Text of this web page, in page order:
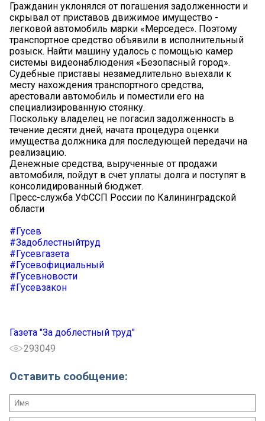
Гражданин уклонялся от погашения задолженности и
скрывал от приставов движимое имущество -
легковой автомобиль марки «Мерседес». Поэтому
транспортное средство объявили в исполнительный
розыск. Найти машину удалось с помощью камер
системы видеонаблюдения «Безопасный город».
Судебные приставы незамедлительно выехали к
месту нахождения транспортного средства,
арестовали автомобиль и поместили его на
специализированную стоянку.
Поскольку владелец не погасил задолженность в
течение десяти дней, начата процедура оценки
имущества должника для последующей передачи на
реализацию.
Денежные средства, вырученные от продажи
автомобиля, пойдут в счет уплаты долга и поступят в
консолидированный бюджет.
Пресс-служба УФССП России по Калининградской
области
#Гусев
#Задоблестныйтруд
#Гусевгазета
#Гусевофициальный
#Гусевновости
#Гусевзакон
Газета "За доблестный труд"
293049
Оставить сообщение: